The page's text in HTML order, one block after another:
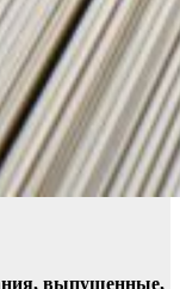
выпущенные,